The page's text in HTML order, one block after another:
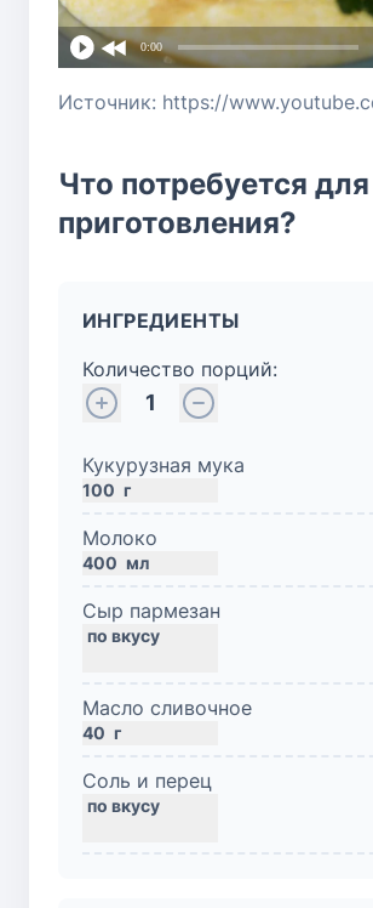
0:00
Что потребуется для
приготовления?
ИНГРЕДИЕНТЫ
Количество порций:
1
Кукурузная мука
100 г
Молоко
400 мл
Сыр пармезан
Масло сливочное
40 г
Соль и перец